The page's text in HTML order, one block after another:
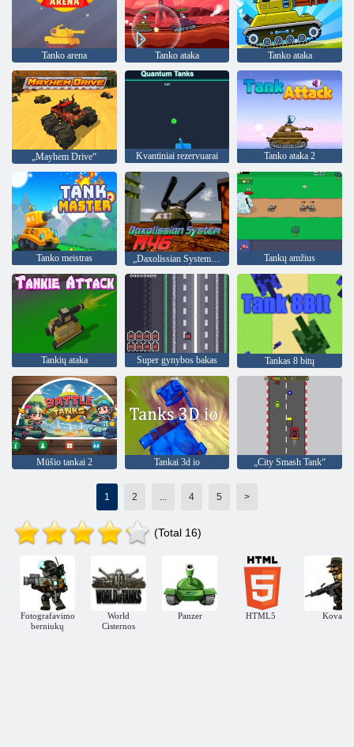
Tanko arena Tanko ataka Tanko ataka
„Mayhem Drive“ Kvantiniai rezervuarai Tanko ataka 2
Tanko meistras „Daxolissian System M46“ Tankų amžius
Tankių ataka Super gynybos bakas Tankas 8 bitų
Mūšio tankai 2 Tankai 3d io „City Smash Tank“
1 2 4 5 >
(Total 16)
Fotografavimo
berniukų
World
Cisternos
Panzer HTML5 Kova